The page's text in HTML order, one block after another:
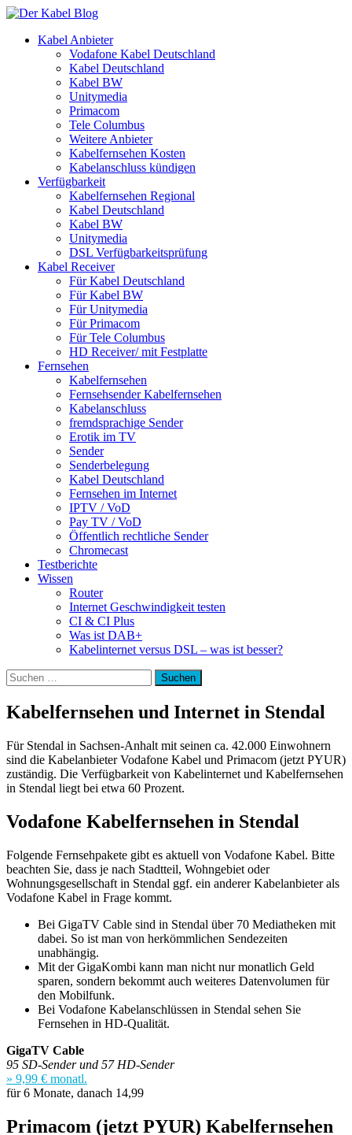
Kabel Anbieter
Vodafone Kabel Deutschland
Kabel Deutschland
Kabel BW
Unitymedia
Primacom
Tele Columbus
Weitere Anbieter
Kabelfernsehen Kosten
Kabelanschluss kündigen
Verfügbarkeit
Kabelfernsehen Regional
Kabel Deutschland
Kabel BW
Unitymedia
DSL Verfügbarkeitsprüfung
Kabel Receiver
Für Kabel Deutschland
Für Kabel BW
Für Unitymedia
Für Primacom
Für Tele Columbus
HD Receiver/ mit Festplatte
Fernsehen
Kabelfernsehen
Fernsehsender Kabelfernsehen
Kabelanschluss
fremdsprachige Sender
Erotik im TV
Sender
Senderbelegung
Kabel Deutschland
Fernsehen im Internet
IPTV / VoD
Pay TV / VoD
Öffentlich rechtliche Sender
Chromecast
Testberichte
Wissen
Router
Internet Geschwindigkeit testen
CI & CI Plus
Was ist DAB+
Kabelinternet versus DSL – was ist besser?
Suchen
nach:
Kabelfernsehen und Internet in Stendal
Für Stendal in Sachsen-Anhalt mit seinen ca. 42.000 Einwohnern
sind die Kabelanbieter Vodafone Kabel und Primacom (jetzt PYUR)
zuständig. Die Verfügbarkeit von Kabelinternet und Kabelfernsehen
in Stendal liegt bei etwa 60 Prozent.
Vodafone Kabelfernsehen in Stendal
Folgende Fernsehpakete gibt es aktuell von Vodafone Kabel. Bitte
beachten Sie, dass je nach Stadtteil, Wohngebiet oder
Wohnungsgesellschaft in Stendal ggf. ein anderer Kabelanbieter als
Vodafone Kabel in Frage kommt.
Bei GigaTV Cable sind in Stendal über 70 Mediatheken mit
dabei. So ist man von herkömmlichen Sendezeiten
unabhängig.
Mit der GigaKombi kann man nicht nur monatlich Geld
sparen, sondern bekommt auch weiteres Datenvolumen für
den Mobilfunk.
Bei Vodafone Kabelanschlüssen in Stendal sehen Sie
Fernsehen in HD-Qualität.
GigaTV Cable
95 SD-Sender und 57 HD-Sender
» 9,99 € monatl.
für 6 Monate, danach 14,99
Primacom (jetzt PYUR) Kabelfernsehen